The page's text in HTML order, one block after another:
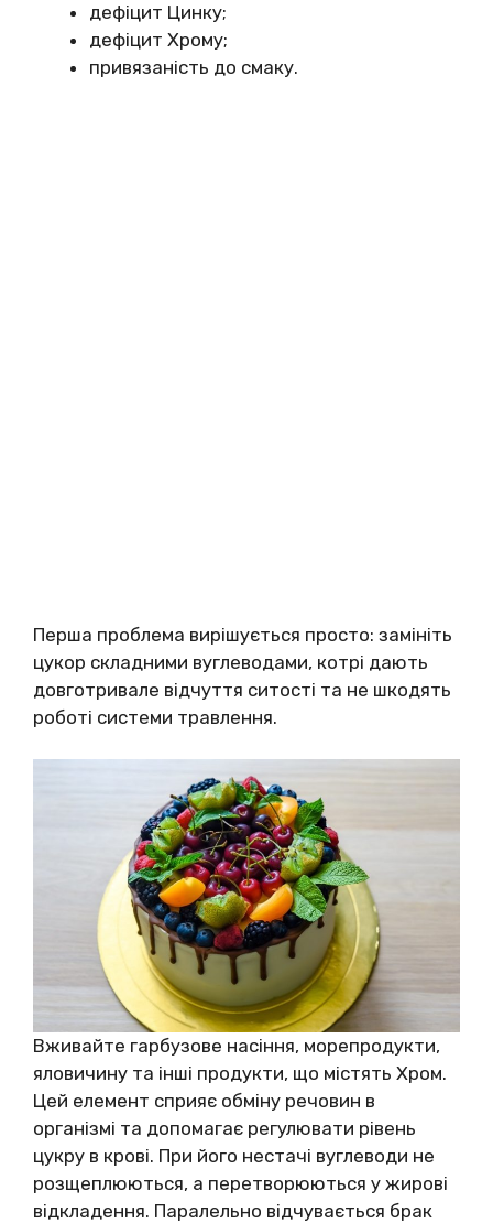
дефіцит Цинку;
дефіцит Хрому;
привязаність до смаку.
Перша проблема вирішується просто: замініть
цукор складними вуглеводами, котрі дають
довготривале відчуття ситості та не шкодять
роботі системи травлення.
Вживайте гарбузове насіння, морепродукти,
яловичину та інші продукти, що містять Хром.
Цей елемент сприяє обміну речовин в
організмі та допомагає регулювати рівень
цукру в крові. При його нестачі вуглеводи не
розщеплюються, а перетворюються у жирові
відкладення. Паралельно відчувається брак